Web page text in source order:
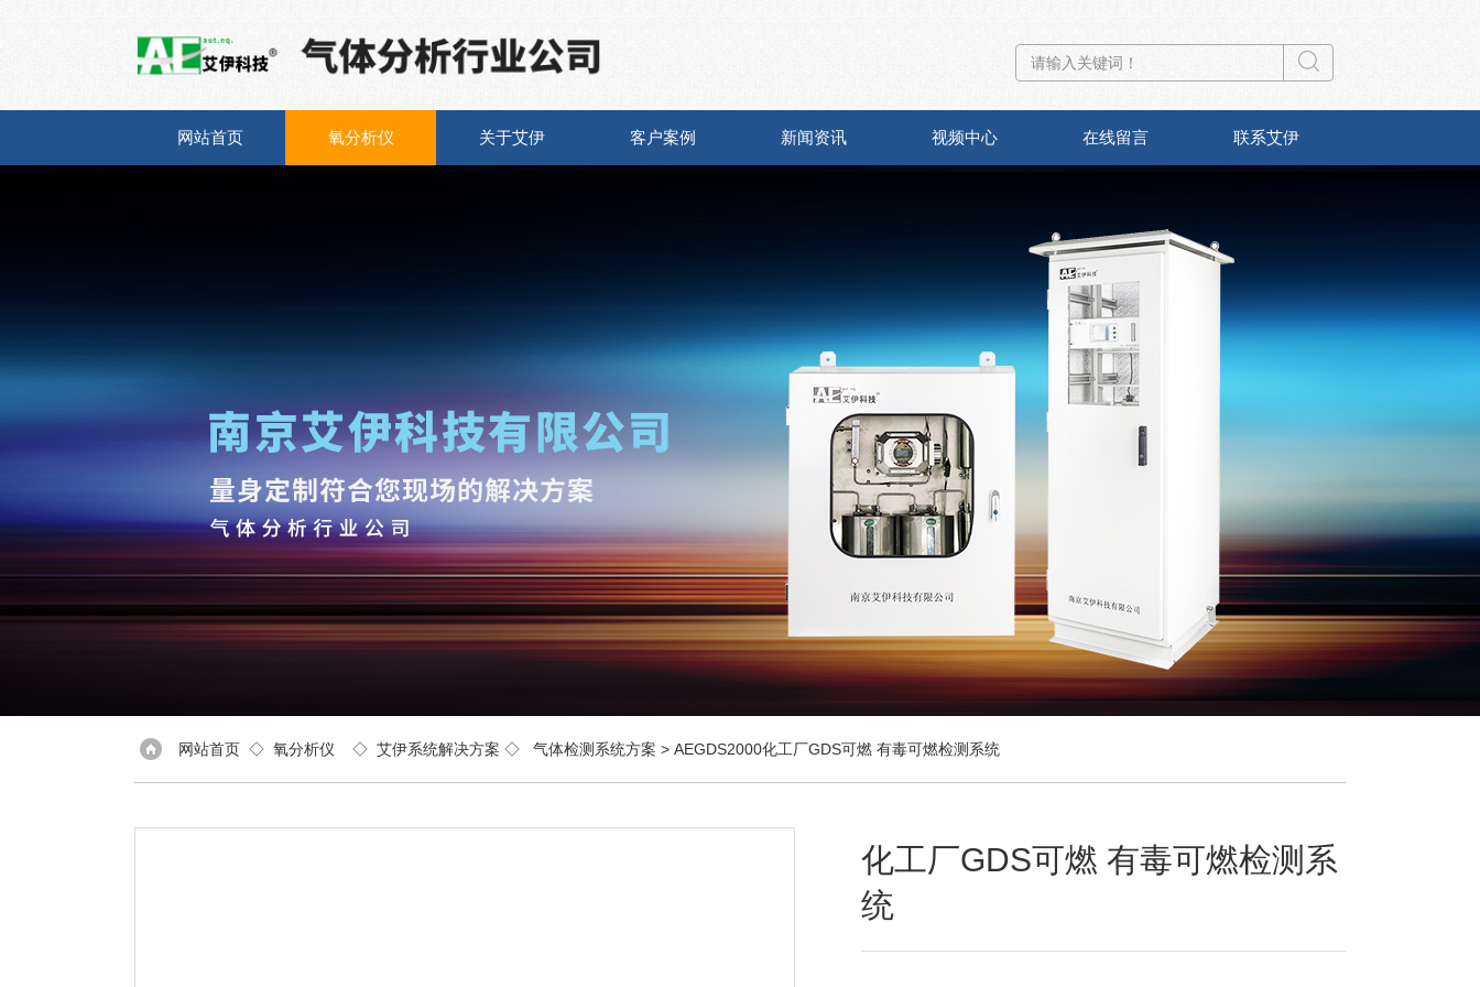
网站首页 氧分析仪 关于艾伊 客户案例 新闻资讯 视频中心 在线留言 联系艾伊
网站首页 ◇ 氧分析仪 ◇ 艾伊系统解决方案 ◇ 气体检测系统方案 > AEGDS2000化工厂GDS可燃 有毒可燃检测系统
化工厂GDS可燃 有毒可燃检测系
统